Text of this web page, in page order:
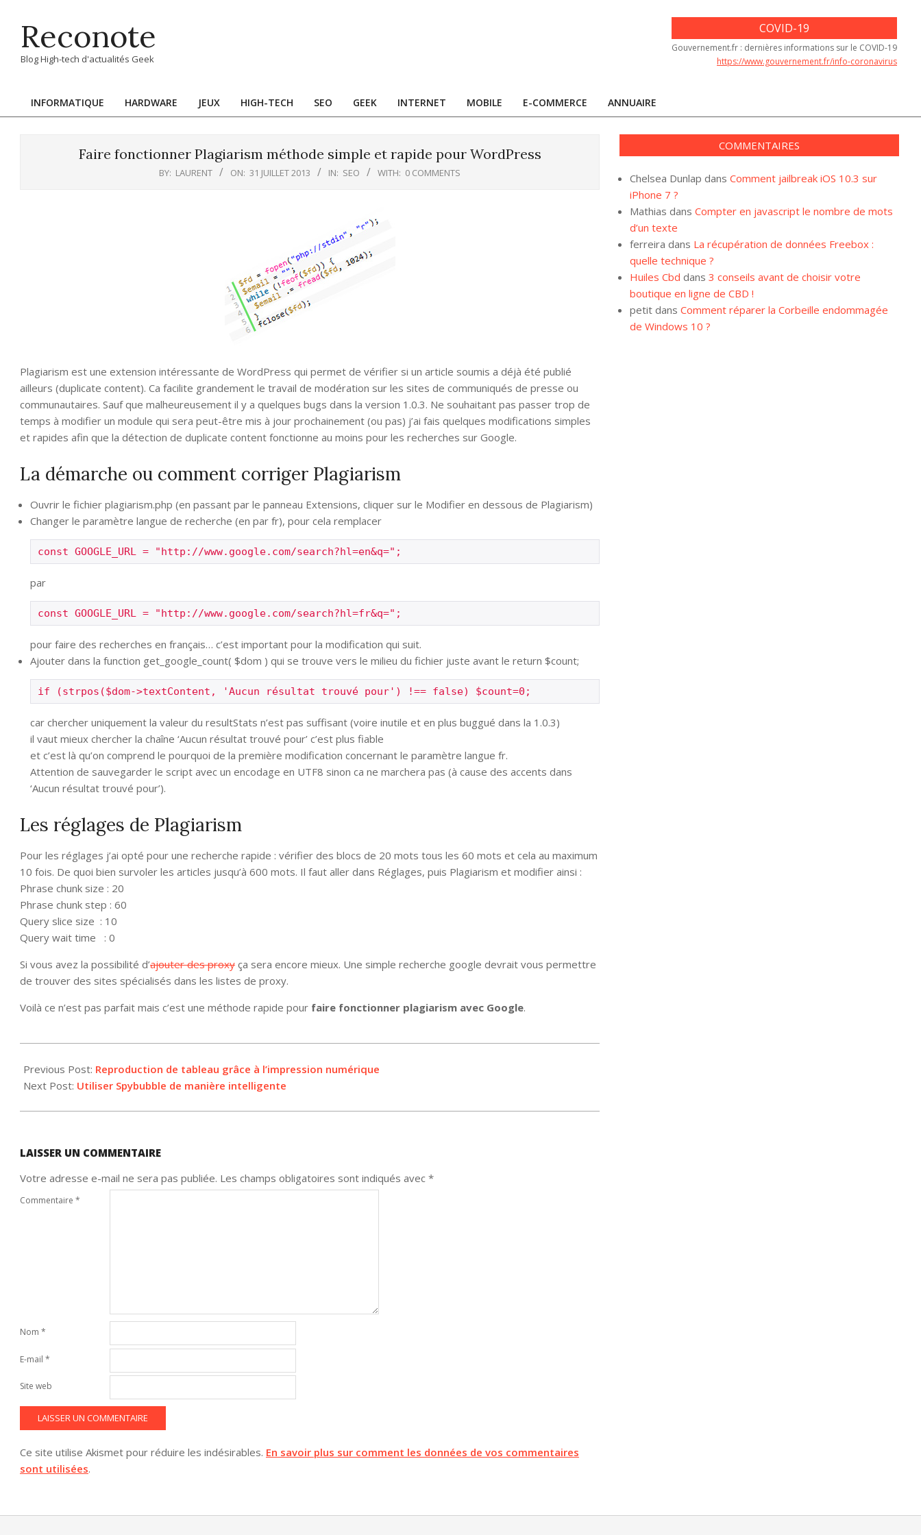
contentReconote
Blog High-tech d'actualités Geek
COVID-19
Gouvernement.fr : dernières informations sur le COVID-19
https://www.gouvernement.fr/info-coronavirus
Primary
INFORMATIQUE HARDWARE JEUX HIGH-TECH SEO GEEK INTERNET MOBILE E-COMMERCE ANNUAIRE
Faire fonctionner Plagiarism méthode simple et rapide pour WordPress
BY: LAURENT ON: 31 JUILLET 2013 IN: SEO WITH: 0 COMMENTS
Plagiarism est une extension intéressante de WordPress qui permet de vérifier si un article soumis a déjà été publié
ailleurs (duplicate content). Ca facilite grandement le travail de modération sur les sites de communiqués de presse ou
communautaires. Sauf que malheureusement il y a quelques bugs dans la version 1.0.3. Ne souhaitant pas passer trop de
temps à modifier un module qui sera peut-être mis à jour prochainement (ou pas) j’ai fais quelques modifications simples
et rapides afin que la détection de duplicate content fonctionne au moins pour les recherches sur Google.
La démarche ou comment corriger Plagiarism
Ouvrir le fichier plagiarism.php (en passant par le panneau Extensions, cliquer sur le Modifier en dessous de Plagiarism)
Changer le paramètre langue de recherche (en par fr), pour cela remplacer
const GOOGLE_URL = "http://www.google.com/search?hl=en&q=";
par
const GOOGLE_URL = "http://www.google.com/search?hl=fr&q=";
pour faire des recherches en français… c’est important pour la modification qui suit.
Ajouter dans la function get_google_count( $dom ) qui se trouve vers le milieu du fichier juste avant le return $count;
if (strpos($dom->textContent, 'Aucun résultat trouvé pour') !== false) $count=0;
car chercher uniquement la valeur du resultStats n’est pas suffisant (voire inutile et en plus buggué dans la 1.0.3)
il vaut mieux chercher la chaîne ‘Aucun résultat trouvé pour’ c’est plus fiable
et c’est là qu’on comprend le pourquoi de la première modification concernant le paramètre langue fr.
Attention de sauvegarder le script avec un encodage en UTF8 sinon ca ne marchera pas (à cause des accents dans
‘Aucun résultat trouvé pour’).
Les réglages de Plagiarism
Pour les réglages j’ai opté pour une recherche rapide : vérifier des blocs de 20 mots tous les 60 mots et cela au maximum
10 fois. De quoi bien survoler les articles jusqu’à 600 mots. Il faut aller dans Réglages, puis Plagiarism et modifier ainsi :
Phrase chunk size : 20
Phrase chunk step : 60
Query slice size : 10
Query wait time : 0
Si vous avez la possibilité d’ajouter des proxy ça sera encore mieux. Une simple recherche google devrait vous permettre
de trouver des sites spécialisés dans les listes de proxy.
Voilà ce n’est pas parfait mais c’est une méthode rapide pour faire fonctionner plagiarism avec Google.
07-
31
Previous Post: Reproduction de tableau grâce à l’impression numérique
Next Post: Utiliser Spybubble de manière intelligente
LAISSER UN COMMENTAIRE
Votre adresse e-mail ne sera pas publiée. Les champs obligatoires sont indiqués avec *
Commentaire *
Nom *
E-mail *
Site web
Ce site utilise Akismet pour réduire les indésirables. En savoir plus sur comment les données de vos commentaires
sont utilisées.
COMMENTAIRES
Chelsea Dunlap dans Comment jailbreak iOS 10.3 sur
iPhone 7 ?
Mathias dans Compter en javascript le nombre de mots
d’un texte
ferreira dans La récupération de données Freebox :
quelle technique ?
Huiles Cbd dans 3 conseils avant de choisir votre
boutique en ligne de CBD !
petit dans Comment réparer la Corbeille endommagée
de Windows 10 ?